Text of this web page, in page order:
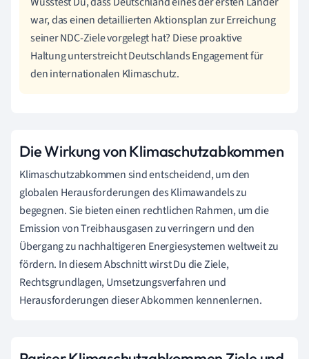
war, das einen detaillierten Aktionsplan zur Erreichung
seiner NDC-Ziele vorgelegt hat? Diese proaktive
Haltung unterstreicht Deutschlands Engagement für
den internationalen Klimaschutz.
Die Wirkung von Klimaschutzabkommen
Klimaschutzabkommen sind entscheidend, um den
globalen Herausforderungen des Klimawandels zu
begegnen. Sie bieten einen rechtlichen Rahmen, um die
Emission von Treibhausgasen zu verringern und den
Übergang zu nachhaltigeren Energiesystemen weltweit zu
fördern. In diesem Abschnitt wirst Du die Ziele,
Rechtsgrundlagen, Umsetzungsverfahren und
Herausforderungen dieser Abkommen kennenlernen.